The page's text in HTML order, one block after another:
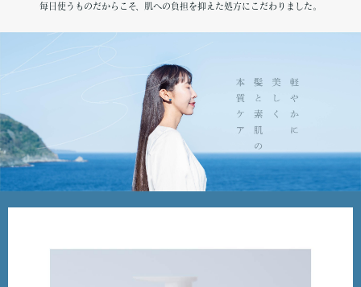
毎日使うものだからこそ、肌への負担を抑えた処方にこだわりました。